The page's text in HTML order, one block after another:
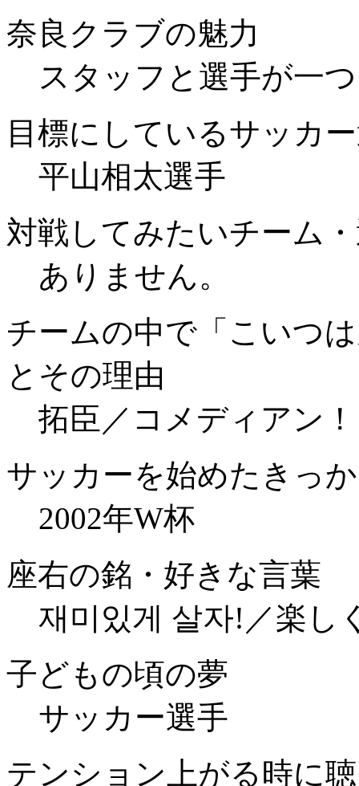
奈良クラブの魅力
スタッフと選手が一
目標にしているサッカ
平山相太選手
対戦してみたいチーム
ありません。
チームの中で「こいつ
とその理由
拓臣／コメディアン！
サッカーを始めたきっ
2002年W杯
座右の銘・好きな言葉
재미있게 살자!／楽し
子どもの頃の夢
サッカー選手
テンション上がる時に